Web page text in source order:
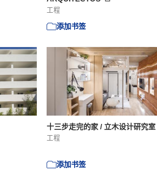
工程
添加书签
十三步走完的家 / 立木设计研究室
工程
添加书签